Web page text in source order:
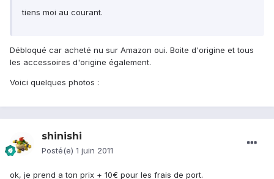
tiens moi au courant.
Débloqué car acheté nu sur Amazon oui. Boite d'origine et tous
les accessoires d'origine également.
Voici quelques photos :
shinishi
Posté(e) 1 juin 2011
ok, je prend a ton prix + 10€ pour les frais de port.